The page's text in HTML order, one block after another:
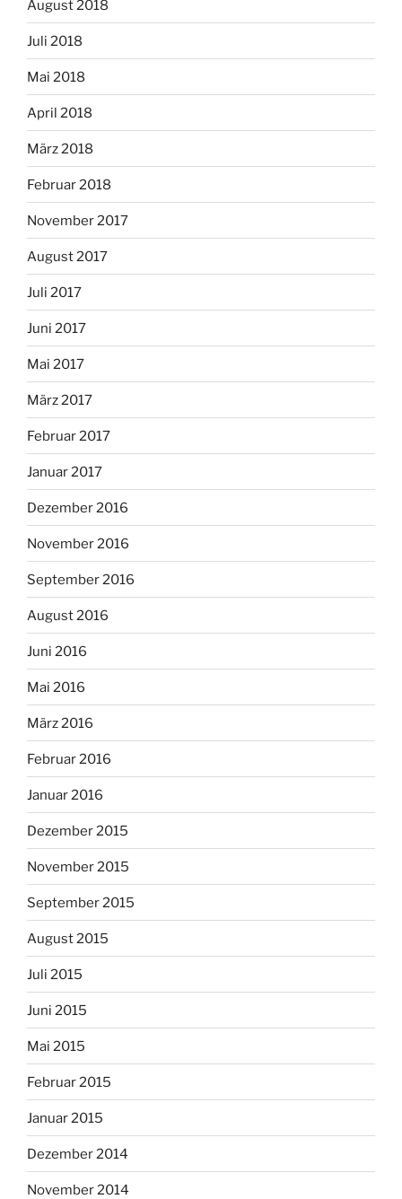
August 2018
Juli 2018
Mai 2018
April 2018
März 2018
Februar 2018
November 2017
August 2017
Juli 2017
Juni 2017
Mai 2017
März 2017
Februar 2017
Januar 2017
Dezember 2016
November 2016
September 2016
August 2016
Juni 2016
Mai 2016
März 2016
Februar 2016
Januar 2016
Dezember 2015
November 2015
September 2015
August 2015
Juli 2015
Juni 2015
Mai 2015
Februar 2015
Januar 2015
Dezember 2014
November 2014